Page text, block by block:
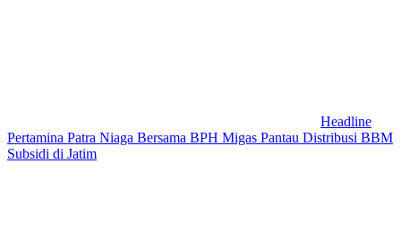
Headline
Pertamina Patra Niaga Bersama BPH Migas Pantau Distribusi BBM
Subsidi di Jatim